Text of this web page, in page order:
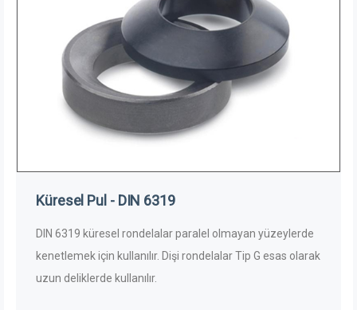
Küresel Pul - DIN 6319
DIN 6319 küresel rondelalar paralel olmayan yüzeylerde
kenetlemek için kullanılır. Dişi rondelalar Tip G esas olarak
uzun deliklerde kullanılır.